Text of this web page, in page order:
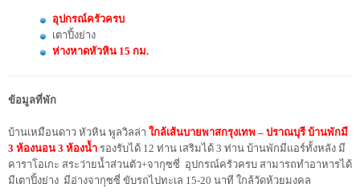
อุปกรณ์ครัวครบ
เตาปิ้งย่าง
ห่างหาดหัวหิน 15 กม.
ข้อมูลที่พัก
บ้านเหมือนดาว หัวหิน พูลวิลล่า ใกล้เส้นบายพาสกรุงเทพ – ปราณบุรี บ้านพักมี
3 ห้องนอน 3 ห้องน้ำ รองรับได้ 12 ท่าน เสริมได้ 3 ท่าน บ้านพักมีแอร์ทั้งหลัง มี
คาราโอเกะ สระว่ายน้ำส่วนตัว+จากุซซี่ อุปกรณ์ครัวครบ สามารถทำอาหารได้
มีเตาปิ้งย่าง มีอ่างจากุซซี่ ขับรถไปทะเล 15-20 นาที ใกล้วัดห้วยมงคล